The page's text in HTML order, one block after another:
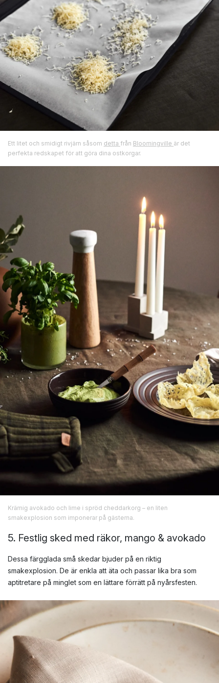
Ett litet och smidigt rivjärn såsom detta från Bloomingville är det
perfekta redskapet för att göra dina ostkorgar.
Krämig avokado och lime i spröd cheddarkorg – en liten
smakexplosion som imponerar på gästerna.
5. Festlig sked med räkor, mango & avokado
Dessa färgglada små skedar bjuder på en riktig
smakexplosion. De är enkla att äta och passar lika bra som
aptitretare på minglet som en lättare förrätt på nyårsfesten.